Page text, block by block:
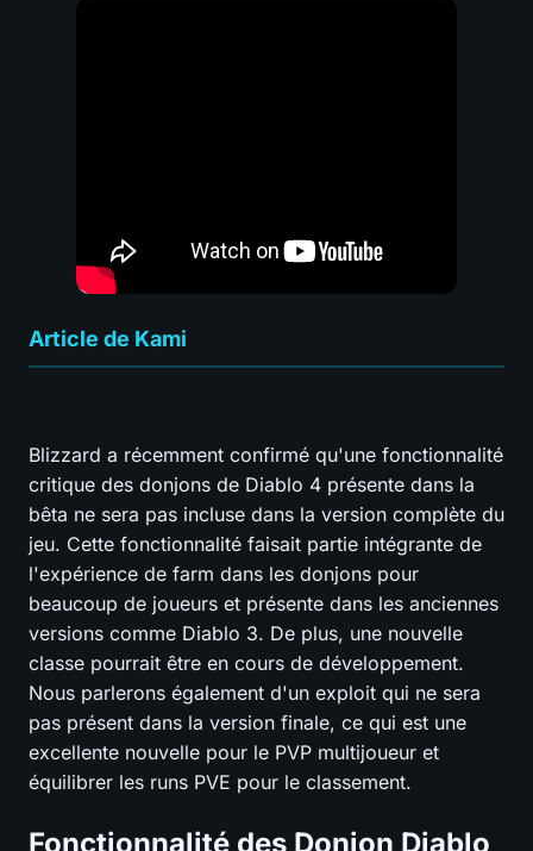
Article de Kami
Blizzard a récemment confirmé qu'une fonctionnalité
critique des donjons de Diablo 4 présente dans la
bêta ne sera pas incluse dans la version complète du
jeu. Cette fonctionnalité faisait partie intégrante de
l'expérience de farm dans les donjons pour
beaucoup de joueurs et présente dans les anciennes
versions comme Diablo 3. De plus, une nouvelle
classe pourrait être en cours de développement.
Nous parlerons également d'un exploit qui ne sera
pas présent dans la version finale, ce qui est une
excellente nouvelle pour le PVP multijoueur et
équilibrer les runs PVE pour le classement.
Fonctionnalité des Donjon Diablo